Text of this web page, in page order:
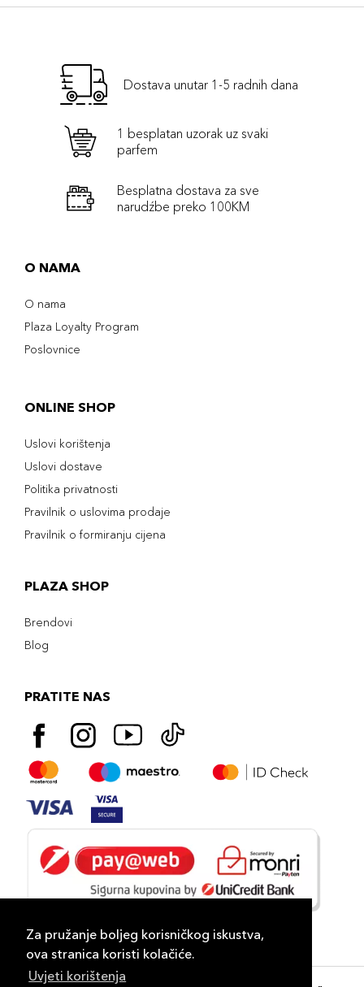
Za pružanje boljeg korisničkog iskustva,
ova stranica koristi kolačiće.
Uvjeti korištenja
Dostava unutar 1-5 radnih dana
1 besplatan uzorak uz svaki
parfem
Besplatna dostava za sve
narudźbe preko 100KM
O NAMA
O nama
Plaza Loyalty Program
Poslovnice
ONLINE SHOP
Uslovi korištenja
Uslovi dostave
Politika privatnosti
Pravilnik o uslovima prodaje
Pravilnik o formiranju cijena
PLAZA SHOP
Brendovi
Blog
PRATITE NAS